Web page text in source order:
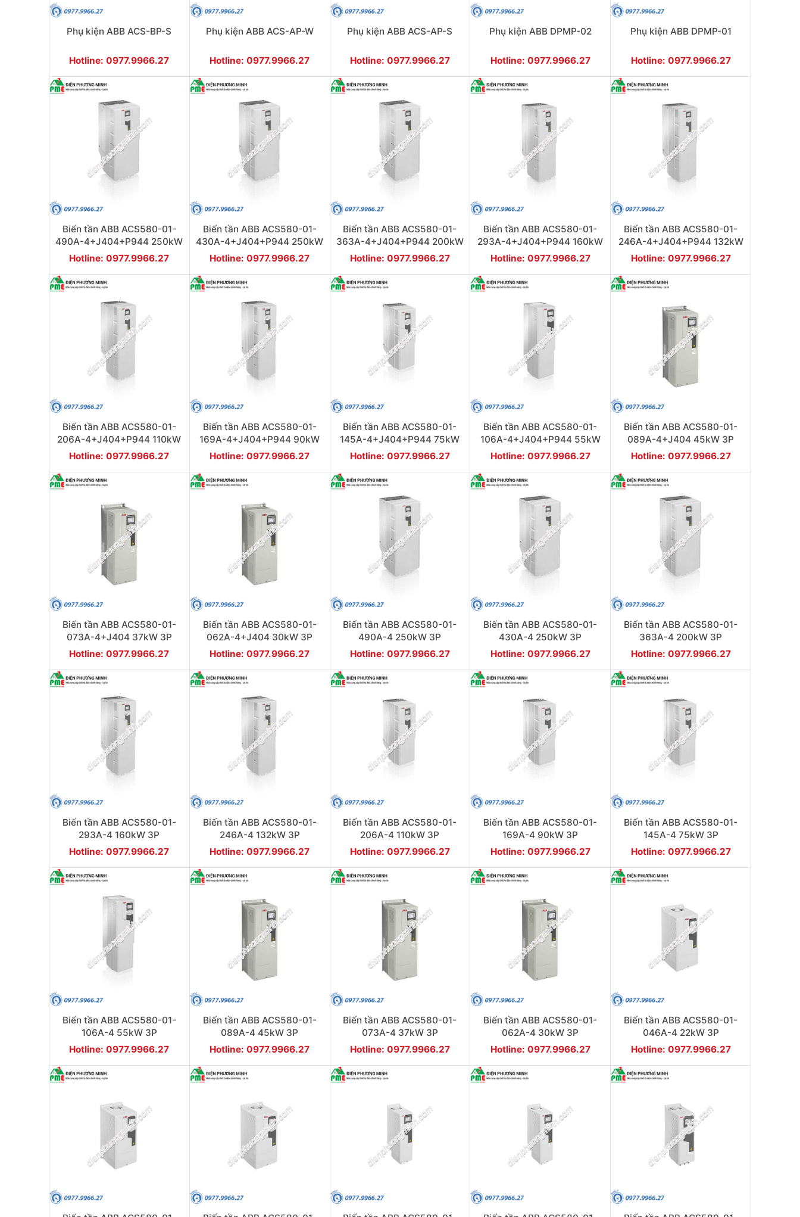
Phụ kiện ABB ACS-BP-S
Hotline: 0977.9966.27
Phụ kiện ABB ACS-AP-W
Hotline: 0977.9966.27
Phụ kiện ABB ACS-AP-S
Hotline: 0977.9966.27
Phụ kiện ABB DPMP-02
Hotline: 0977.9966.27
Phụ kiện ABB DPMP-01
Hotline: 0977.9966.27
Biến tần ABB ACS580-01-
490A-4+J404+P944 250kW
3P
Hotline: 0977.9966.27
Biến tần ABB ACS580-01-
430A-4+J404+P944 250kW
3P
Hotline: 0977.9966.27
Biến tần ABB ACS580-01-
363A-4+J404+P944 200kW
3P
Hotline: 0977.9966.27
Biến tần ABB ACS580-01-
293A-4+J404+P944 160kW
3P
Hotline: 0977.9966.27
Biến tần ABB ACS580-01-
246A-4+J404+P944 132kW
3P
Hotline: 0977.9966.27
Biến tần ABB ACS580-01-
206A-4+J404+P944 110kW
3P
Hotline: 0977.9966.27
Biến tần ABB ACS580-01-
169A-4+J404+P944 90kW
3P
Hotline: 0977.9966.27
Biến tần ABB ACS580-01-
145A-4+J404+P944 75kW
3P
Hotline: 0977.9966.27
Biến tần ABB ACS580-01-
106A-4+J404+P944 55kW
3P
Hotline: 0977.9966.27
Biến tần ABB ACS580-01-
089A-4+J404 45kW 3P
Hotline: 0977.9966.27
Biến tần ABB ACS580-01-
073A-4+J404 37kW 3P
Hotline: 0977.9966.27
Biến tần ABB ACS580-01-
062A-4+J404 30kW 3P
Hotline: 0977.9966.27
Biến tần ABB ACS580-01-
490A-4 250kW 3P
Hotline: 0977.9966.27
Biến tần ABB ACS580-01-
430A-4 250kW 3P
Hotline: 0977.9966.27
Biến tần ABB ACS580-01-
363A-4 200kW 3P
Hotline: 0977.9966.27
Biến tần ABB ACS580-01-
293A-4 160kW 3P
Hotline: 0977.9966.27
Biến tần ABB ACS580-01-
246A-4 132kW 3P
Hotline: 0977.9966.27
Biến tần ABB ACS580-01-
206A-4 110kW 3P
Hotline: 0977.9966.27
Biến tần ABB ACS580-01-
169A-4 90kW 3P
Hotline: 0977.9966.27
Biến tần ABB ACS580-01-
145A-4 75kW 3P
Hotline: 0977.9966.27
Biến tần ABB ACS580-01-
106A-4 55kW 3P
Hotline: 0977.9966.27
Biến tần ABB ACS580-01-
089A-4 45kW 3P
Hotline: 0977.9966.27
Biến tần ABB ACS580-01-
073A-4 37kW 3P
Hotline: 0977.9966.27
Biến tần ABB ACS580-01-
062A-4 30kW 3P
Hotline: 0977.9966.27
Biến tần ABB ACS580-01-
046A-4 22kW 3P
Hotline: 0977.9966.27